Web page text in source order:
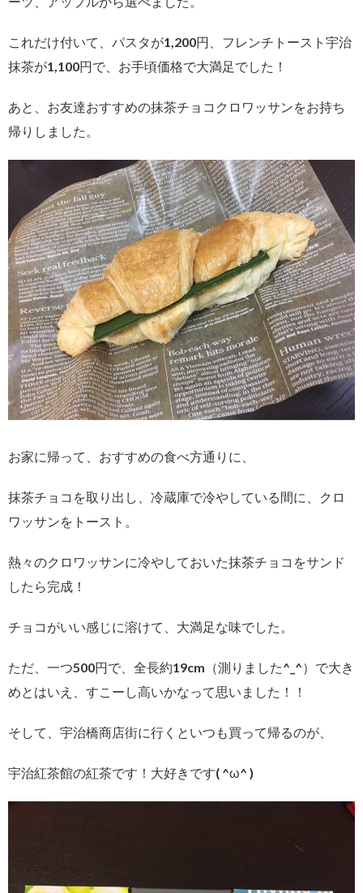
これだけ付いて、パスタが1,200円、フレンチトースト宇治
抹茶が1,100円で、お手頃価格で大満足でした！
あと、お友達おすすめの抹茶チョコクロワッサンをお持ち
帰りしました。
お家に帰って、おすすめの食べ方通りに、
抹茶チョコを取り出し、冷蔵庫で冷やしている間に、クロ
ワッサンをトースト。
熱々のクロワッサンに冷やしておいた抹茶チョコをサンド
したら完成！
チョコがいい感じに溶けて、大満足な味でした。
ただ、一つ500円で、全長約19cm（測りました^_^）で大き
めとはいえ、すこーし高いかなって思いました！！
そして、宇治橋商店街に行くといつも買って帰るのが、
宇治紅茶館の紅茶です！大好きです( ^ω^ )